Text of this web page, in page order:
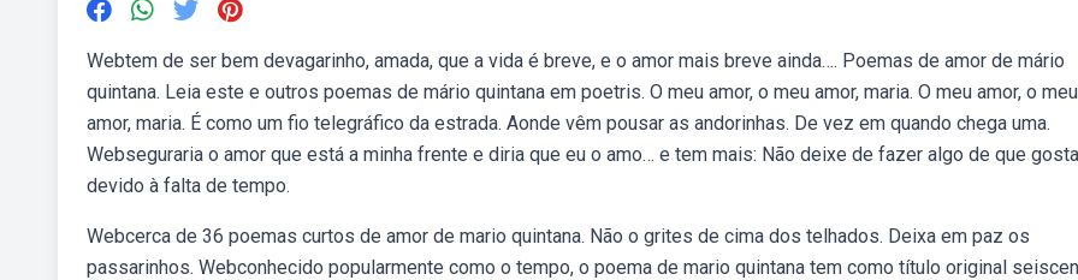
Webtem de ser bem devagarinho, amada, que a vida é breve, e o amor mais breve ainda…. Poemas de amor de mário
quintana. Leia este e outros poemas de mário quintana em poetris. O meu amor, o meu amor, maria. O meu amor, o meu
amor, maria. É como um fio telegráfico da estrada. Aonde vêm pousar as andorinhas. De vez em quando chega uma.
Webseguraria o amor que está a minha frente e diria que eu o amo… e tem mais: Não deixe de fazer algo de que gosta
devido à falta de tempo.
Webcerca de 36 poemas curtos de amor de mario quintana. Não o grites de cima dos telhados. Deixa em paz os
passarinhos. Webconhecido popularmente como o tempo, o poema de mario quintana tem como título original